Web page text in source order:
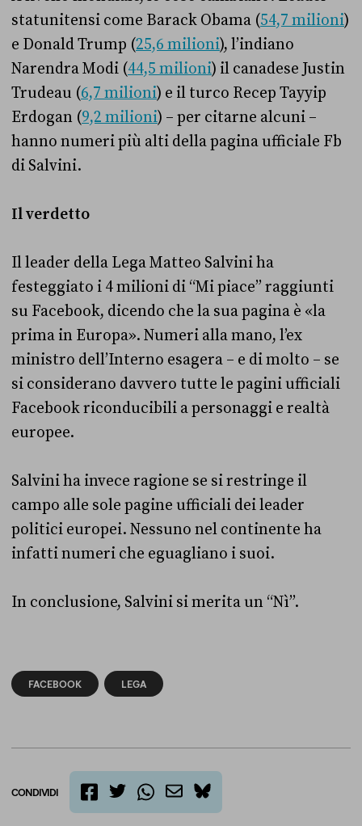
statunitensi come Barack Obama (54,7 milioni)
e Donald Trump (25,6 milioni), l’indiano
Narendra Modi (44,5 milioni) il canadese Justin
Trudeau (6,7 milioni) e il turco Recep Tayyip
Erdogan (9,2 milioni) – per citarne alcuni –
hanno numeri più alti della pagina ufficiale Fb
di Salvini.
Il verdetto
Il leader della Lega Matteo Salvini ha
festeggiato i 4 milioni di “Mi piace” raggiunti
su Facebook, dicendo che la sua pagina è «la
prima in Europa». Numeri alla mano, l’ex
ministro dell’Interno esagera – e di molto – se
si considerano davvero tutte le pagini ufficiali
Facebook riconducibili a personaggi e realtà
europee.
Salvini ha invece ragione se si restringe il
campo alle sole pagine ufficiali dei leader
politici europei. Nessuno nel continente ha
infatti numeri che eguagliano i suoi.
In conclusione, Salvini si merita un “Nì”.
FACEBOOK LEGA
CONDIVIDI
bluesky